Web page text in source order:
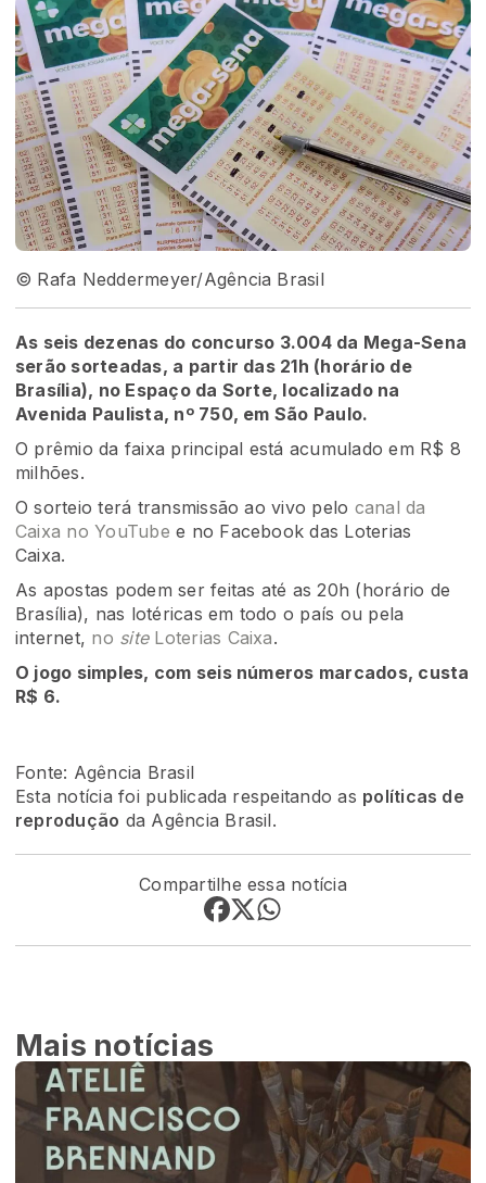
© Rafa Neddermeyer/Agência Brasil
As seis dezenas do concurso 3.004 da Mega-Sena
serão sorteadas, a partir das 21h (horário de
Brasília), no Espaço da Sorte, localizado na
Avenida Paulista, nº 750, em São Paulo.
O prêmio da faixa principal está acumulado em R$ 8
milhões.
O sorteio terá transmissão ao vivo pelo canal da
Caixa no YouTube e no Facebook das Loterias
Caixa.
As apostas podem ser feitas até as 20h (horário de
Brasília), nas lotéricas em todo o país ou pela
internet, no siteLoterias Caixa.
O jogo simples, com seis números marcados, custa
R$ 6.
Fonte: Agência Brasil
Esta notícia foi publicada respeitando as políticas de
reprodução da Agência Brasil.
Compartilhe essa notícia
Mais notícias